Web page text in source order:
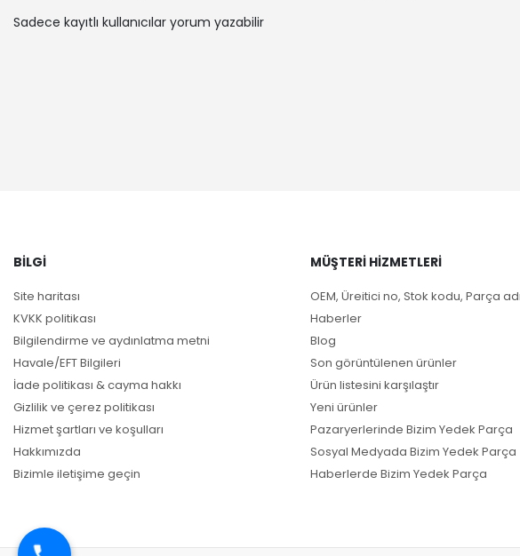
Sadece kayıtlı kullanıcılar yorum yazabilir
BILGI
Site haritası
KVKK politikası
Bilgilendirme ve aydınlatma metni
Havale/EFT Bilgileri
İade politikası & cayma hakkı
Gizlilik ve çerez politikası
Hizmet şartları ve koşulları
Hakkımızda
Bizimle iletişime geçin
MÜŞTERI HIZMETLERI
OEM, Üreitici no, Stok kodu, Parça
Haberler
Blog
Son görüntülenen ürünler
Ürün listesini karşılaştır
Yeni ürünler
Pazaryerlerinde Bizim Yedek Parça
Sosyal Medyada Bizim Yedek Parça
Haberlerde Bizim Yedek Parça